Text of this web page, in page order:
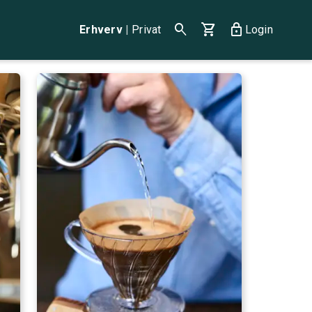
Erhverv | Privat search shopping_cart lock Login